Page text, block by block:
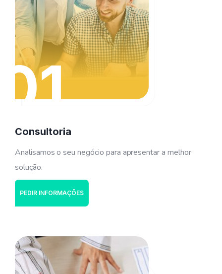
Consultoria
Analisamos o seu negócio para apresentar a melhor
solução.
PEDIR INFORMAÇÕES